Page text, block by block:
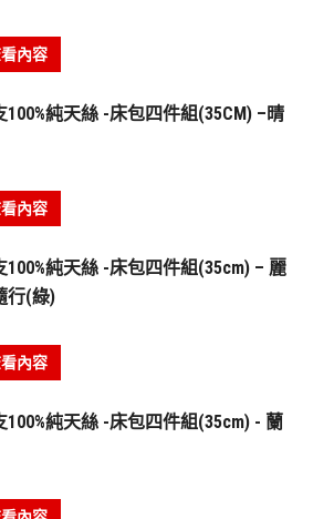
內容
100%純天絲 -床包四件組(35CM) –晴
內容
100%純天絲 -床包四件組(35cm) – 麗
行(綠)
內容
100%純天絲 -床包四件組(35cm) - 蘭